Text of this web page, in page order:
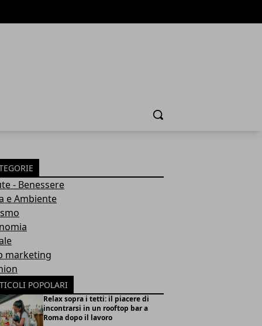
Cerca
- Benessere
e Ambiente
marketing
POPOLARI
Relax sopra i tetti: il piacere di
incontrarsi in un rooftop bar a
Roma dopo il lavoro